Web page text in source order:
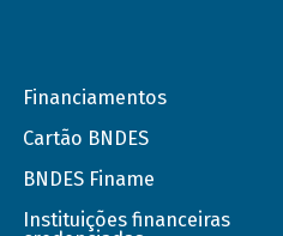
Financiamentos
Cartão BNDES
BNDES Finame
Instituições financeiras